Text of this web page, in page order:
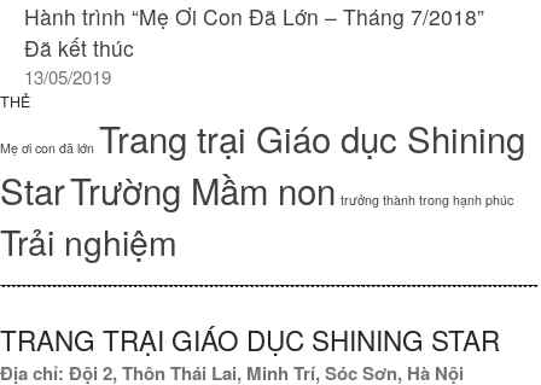
Hành trình “Mẹ Ơi Con Đã Lớn – Tháng 7/2018”
Đã kết thúc
13/05/2019
THẺ
Mẹ ơi con đã lớn Trang trại Giáo dục Shining
StarTrường Mầm non trưởng thành trong hạnh phúc
Trải nghiệm
TRANG TRẠI GIÁO DỤC SHINING STAR
Địa chỉ: Đội 2, Thôn Thái Lai, Minh Trí, Sóc Sơn, Hà Nội